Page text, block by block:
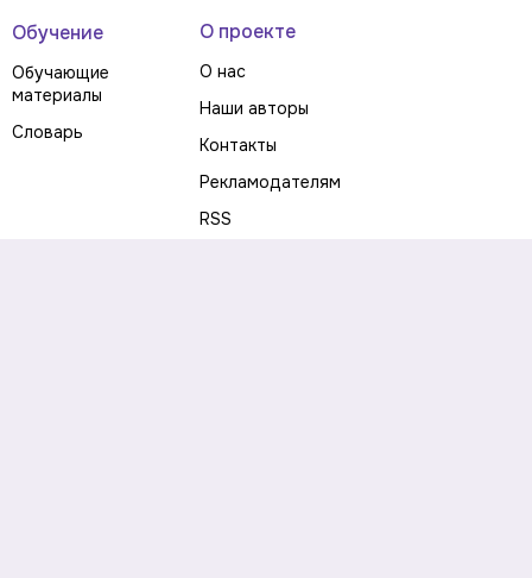
Обучение
Обучающие
материалы
Словарь
О проекте
О нас
Наши авторы
Контакты
Рекламодателям
RSS